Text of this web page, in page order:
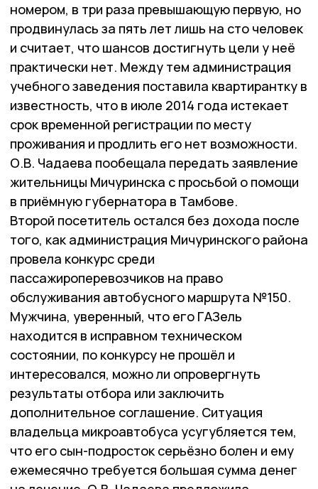
номером, в три раза превышающую первую, но
продвинулась за пять лет лишь на сто человек
и считает, что шансов достигнуть цели у неё
практически нет. Между тем администрация
учебного заведения поставила квартирантку в
известность, что в июле 2014 года истекает
срок временной регистрации по месту
проживания и продлить его нет возможности.
О.В. Чадаева пообещала передать заявление
жительницы Мичуринска с просьбой о помощи
в приёмную губернатора в Тамбове.
Второй посетитель остался без дохода после
того, как администрация Мичуринского района
провела конкурс среди
пассажироперевозчиков на право
обслуживания автобусного маршрута №150.
Мужчина, уверенный, что его ГАЗель
находится в исправном техническом
состоянии, по конкурсу не прошёл и
интересовался, можно ли опровергнуть
результаты отбора или заключить
дополнительное соглашение. Ситуация
владельца микроавтобуса усугубляется тем,
что его сын-подросток серьёзно болен и ему
ежемесячно требуется большая сумма денег